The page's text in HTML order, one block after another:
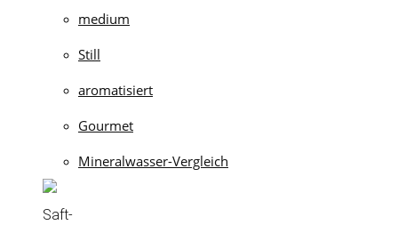
medium
Still
aromatisiert
Gourmet
Mineralwasser-Vergleich